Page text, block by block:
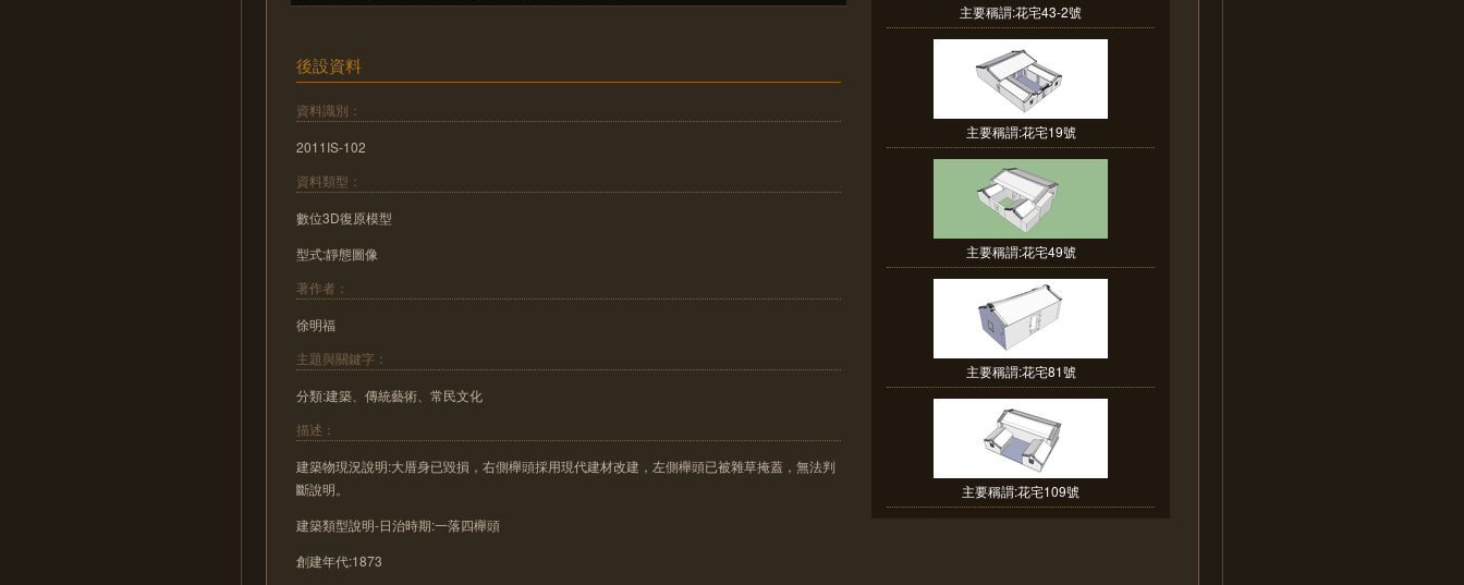
後設資料
資料識別：
2011IS-102
資料類型：
數位3D復原模型
型式:靜態圖像
著作者：
徐明福
主題與關鍵字：
分類:建築、傳統藝術、常民文化
描述：
建築物現況說明:大厝身已毀損，右側櫸頭採用現代建材改建，左側櫸頭已被雜草掩蓋，無法判
斷說明。
建築類型說明-日治時期:一落四櫸頭
創建年代:1873
主要稱謂:花宅43-2號
主要稱謂:花宅19號
主要稱謂:花宅49號
主要稱謂:花宅81號
主要稱謂:花宅109號